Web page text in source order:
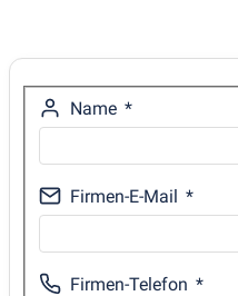
Name
Firmen-E-Mail
Firmen-Telefon